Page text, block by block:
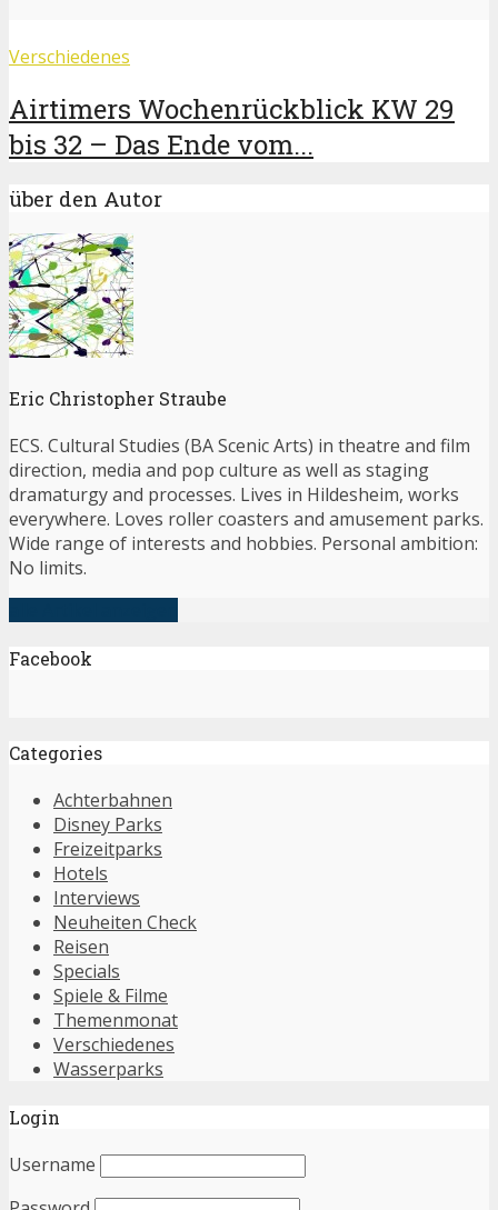
Verschiedenes
Airtimers Wochenrückblick KW 29
bis 32 – Das Ende vom...
über den Autor
Eric Christopher Straube
ECS. Cultural Studies (BA Scenic Arts) in theatre and film
direction, media and pop culture as well as staging
dramaturgy and processes. Lives in Hildesheim, works
everywhere. Loves roller coasters and amusement parks.
Wide range of interests and hobbies. Personal ambition:
No limits.
Facebook
Categories
Achterbahnen
Disney Parks
Freizeitparks
Hotels
Interviews
Neuheiten Check
Reisen
Specials
Spiele & Filme
Themenmonat
Verschiedenes
Wasserparks
Login
Username